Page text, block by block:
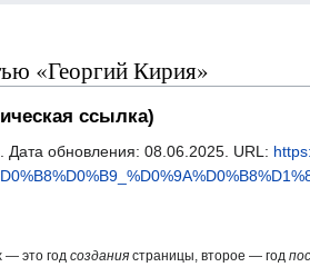
«Георгий Кирия»
ссылка)
обновления: 08.06.2025. URL:
— это год созданиястраницы, второе — год